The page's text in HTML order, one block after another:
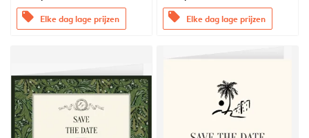
offers Elke dag lage prijzen offers Elke dag lage prijzen